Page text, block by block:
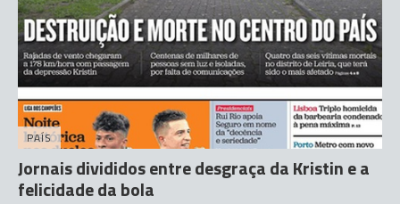
PAÍS
Jornais divididos entre desgraça da Kristin e a
felicidade da bola